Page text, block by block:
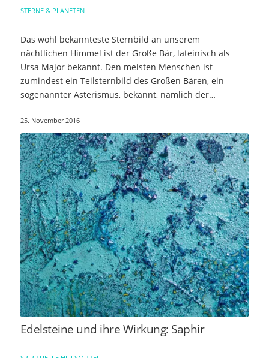
STERNE & PLANETEN
Das wohl bekannteste Sternbild an unserem
nächtlichen Himmel ist der Große Bär, lateinisch als
Ursa Major bekannt. Den meisten Menschen ist
zumindest ein Teilsternbild des Großen Bären, ein
sogenannter Asterismus, bekannt, nämlich der…
25. November 2016
Edelsteine und ihre Wirkung: Saphir